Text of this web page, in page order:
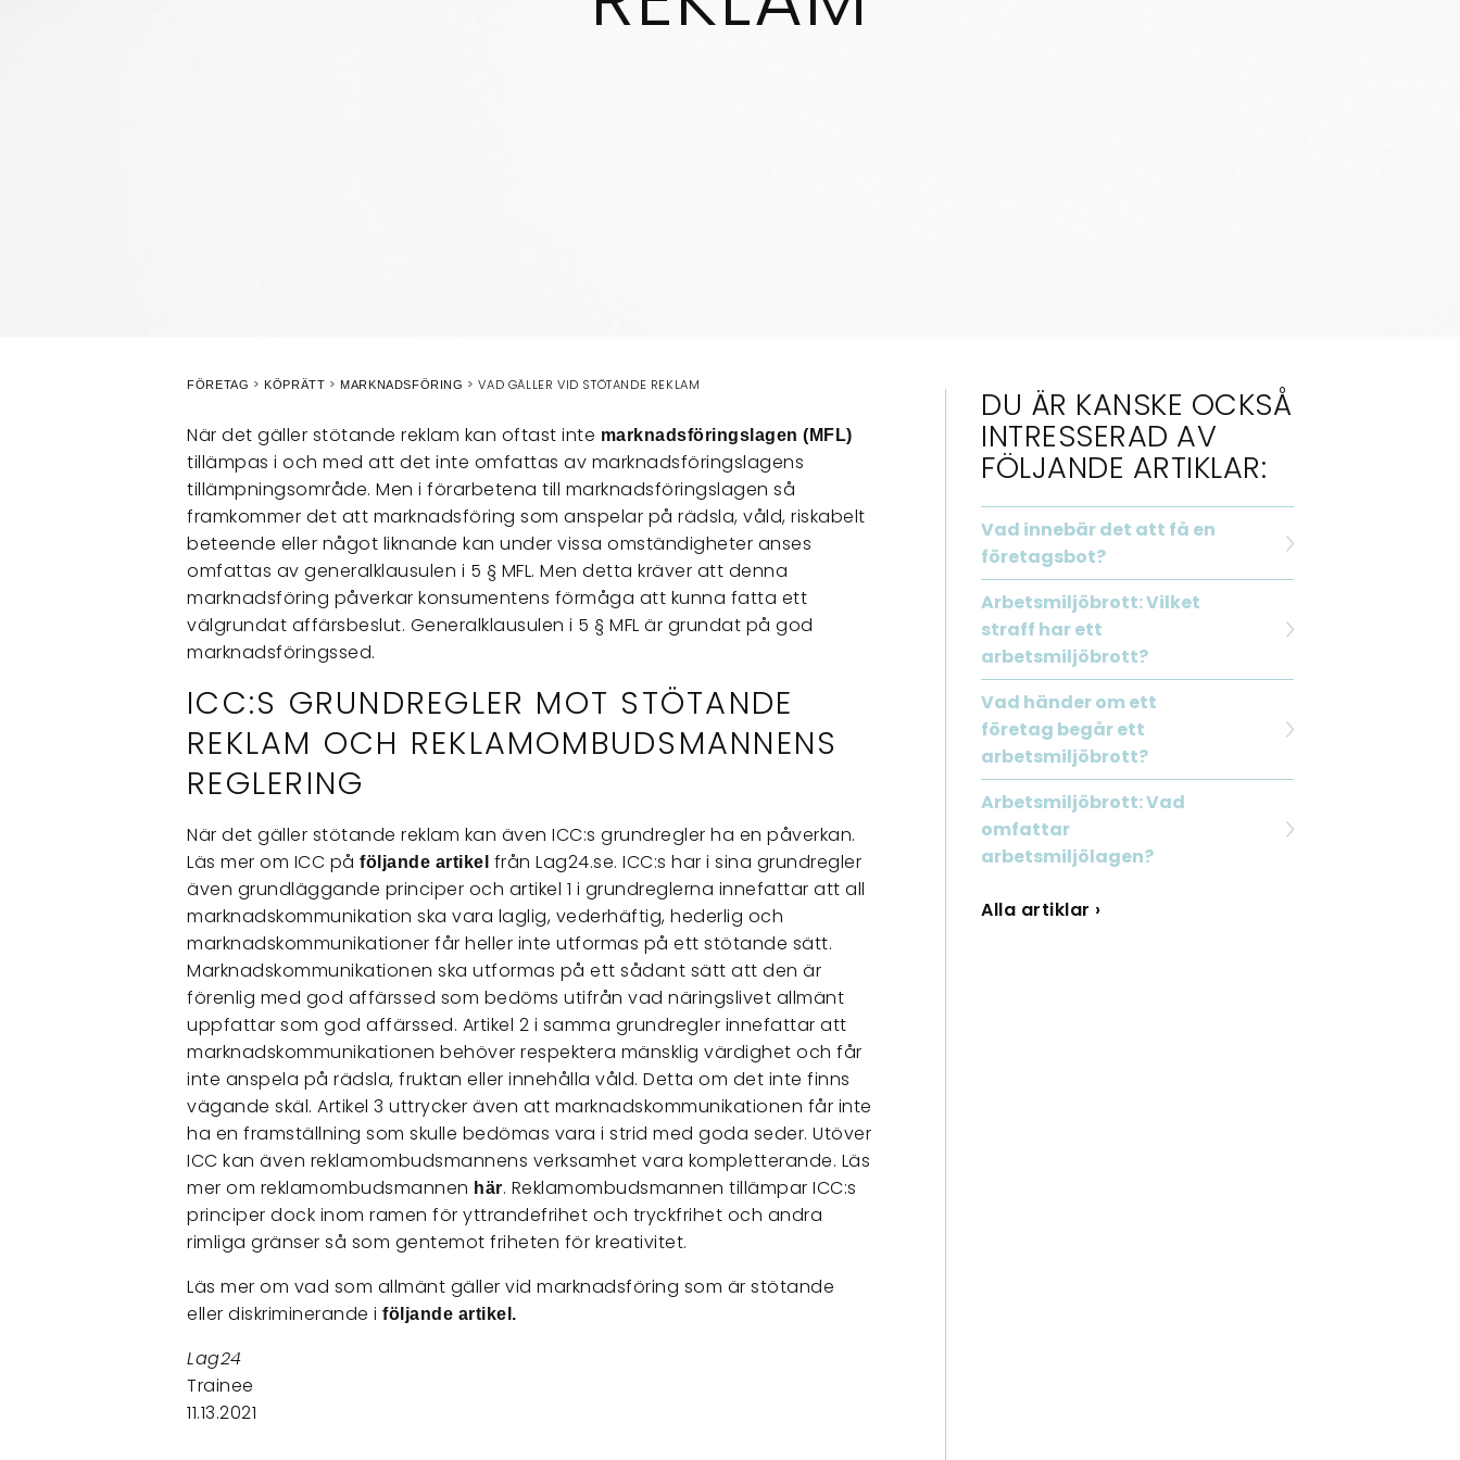
FÖRETAG KÖPRÄTT MARKNADSFÖRING VAD GÄLLER VID STÖTANDE REKLAM
När det gäller stötande reklam kan oftast inte marknadsföringslagen (MFL)
tillämpas i och med att det inte omfattas av marknadsföringslagens
tillämpningsområde. Men i förarbetena till marknadsföringslagen så
framkommer det att marknadsföring som anspelar på rädsla, våld, riskabelt
beteende eller något liknande kan under vissa omständigheter anses
omfattas av generalklausulen i 5 § MFL. Men detta kräver att denna
marknadsföring påverkar konsumentens förmåga att kunna fatta ett
välgrundat affärsbeslut. Generalklausulen i 5 § MFL är grundat på god
marknadsföringssed.
ICC:S GRUNDREGLER MOT STÖTANDE
REKLAM OCH REKLAMOMBUDSMANNENS
REGLERING
När det gäller stötande reklam kan även ICC:s grundregler ha en påverkan.
Läs mer om ICC påföljande artikel från Lag24.se. ICC:s har i sina grundregler
även grundläggande principer och artikel 1 i grundreglerna innefattar att all
marknadskommunikation ska vara laglig, vederhäftig, hederlig och
marknadskommunikationer får heller inte utformas på ett stötande sätt.
Marknadskommunikationen ska utformas på ett sådant sätt att den är
förenlig med god affärssed som bedöms utifrån vad näringslivet allmänt
uppfattar som god affärssed. Artikel 2 i samma grundregler innefattar att
marknadskommunikationen behöver respektera mänsklig värdighet och får
inte anspela på rädsla, fruktan eller innehålla våld. Detta om det inte finns
vägande skäl. Artikel 3 uttrycker även att marknadskommunikationen får inte
ha en framställning som skulle bedömas vara i strid med goda seder. Utöver
ICC kan även reklamombudsmannens verksamhet vara kompletterande. Läs
mer om reklamombudsmannen här. Reklamombudsmannen tillämpar ICC:s
principer dock inom ramen för yttrandefrihet och tryckfrihet och andra
rimliga gränser så som gentemot friheten för kreativitet.
Läs mer om vad som allmänt gäller vid marknadsföring som är stötande
eller diskriminerande iföljande artikel.
Lag24
Trainee
11.13.2021
DU ÄR KANSKE OCKSÅ
INTRESSERAD AV
FÖLJANDE ARTIKLAR:
Vad innebär det att få en
företagsbot?
Arbetsmiljöbrott: Vilket
straff har ett
arbetsmiljöbrott?
Vad händer om ett
företag begår ett
arbetsmiljöbrott?
Arbetsmiljöbrott: Vad
omfattar
arbetsmiljölagen?
Alla artiklar ›